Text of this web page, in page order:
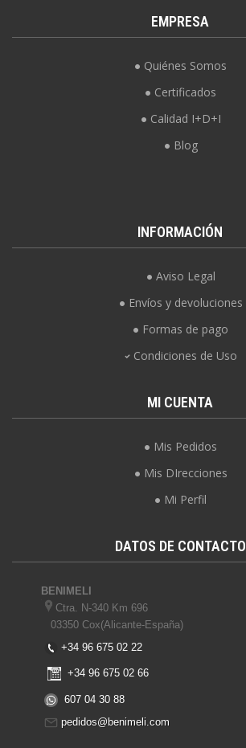
EMPRESA
Quiénes Somos
Certificados
Calidad I+D+I
Blog
INFORMACIÓN
Aviso Legal
Envíos y devoluciones
Formas de pago
Condiciones de Uso
MI CUENTA
Mis Pedidos
Mis DIrecciones
Mi Perfil
DATOS DE CONTACTO
BENIMELI
Ctra. N-340 Km 696
03350 Cox(Alicante-España)
+34 96 675 02 22
+34 96 675 02 66
607 04 30 88
pedidos@benimeli.com